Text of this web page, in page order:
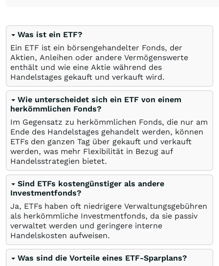
Was ist ein ETF?
Ein ETF ist ein börsengehandelter Fonds, der
Aktien, Anleihen oder andere Vermögenswerte
enthält und wie eine Aktie während des
Handelstages gekauft und verkauft wird.
Wie unterscheidet sich ein ETF von einem
herkömmlichen Fonds?
Im Gegensatz zu herkömmlichen Fonds, die nur am
Ende des Handelstages gehandelt werden, können
ETFs den ganzen Tag über gekauft und verkauft
werden, was mehr Flexibilität in Bezug auf
Handelsstrategien bietet.
Sind ETFs kostengünstiger als andere
Investmentfonds?
Ja, ETFs haben oft niedrigere Verwaltungsgebühren
als herkömmliche Investmentfonds, da sie passiv
verwaltet werden und geringere interne
Handelskosten aufweisen.
Was sind die Vorteile eines ETF-Sparplans?